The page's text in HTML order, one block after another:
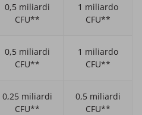
0,5 miliardi
CFU**
1 miliardo
CFU**
0,5 miliardi
CFU**
1 miliardo
CFU**
0,25 miliardi
CFU**
0,5 miliardi
CFU**